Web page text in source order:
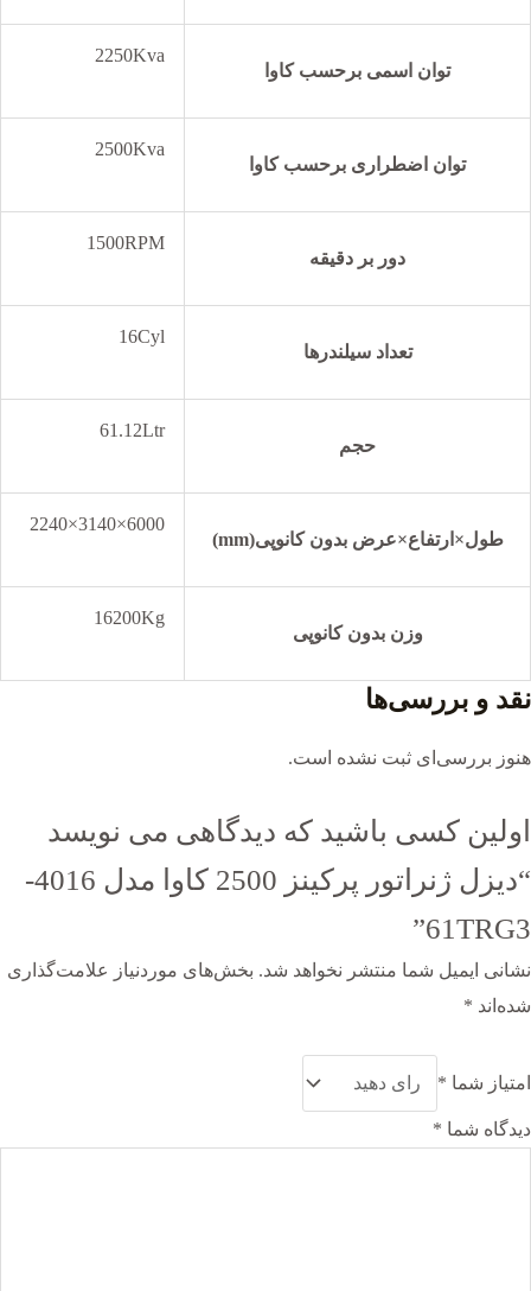
توان اسمی برحسب کاوا
2250Kva
توان اضطراری برحسب کاوا
2500Kva
دور بر دقیقه
1500RPM
تعداد سیلندرها
16Cyl
حجم
61.12Ltr
طول×ارتفاع×عرض بدون کانوپی(mm)
6000×3140×2240
وزن بدون کانوپی
16200Kg
نقد و بررسی‌ها
هنوز بررسی‌ای ثبت نشده است.
اولین کسی باشید که دیدگاهی می نویسد
“دیزل ژنراتور پرکینز 2500 کاوا مدل 4016-
61TRG3”
نشانی ایمیل شما منتشر نخواهد شد. بخش‌های موردنیاز علامت‌گذاری
شده‌اند *
امتیاز شما *
دیدگاه شما *